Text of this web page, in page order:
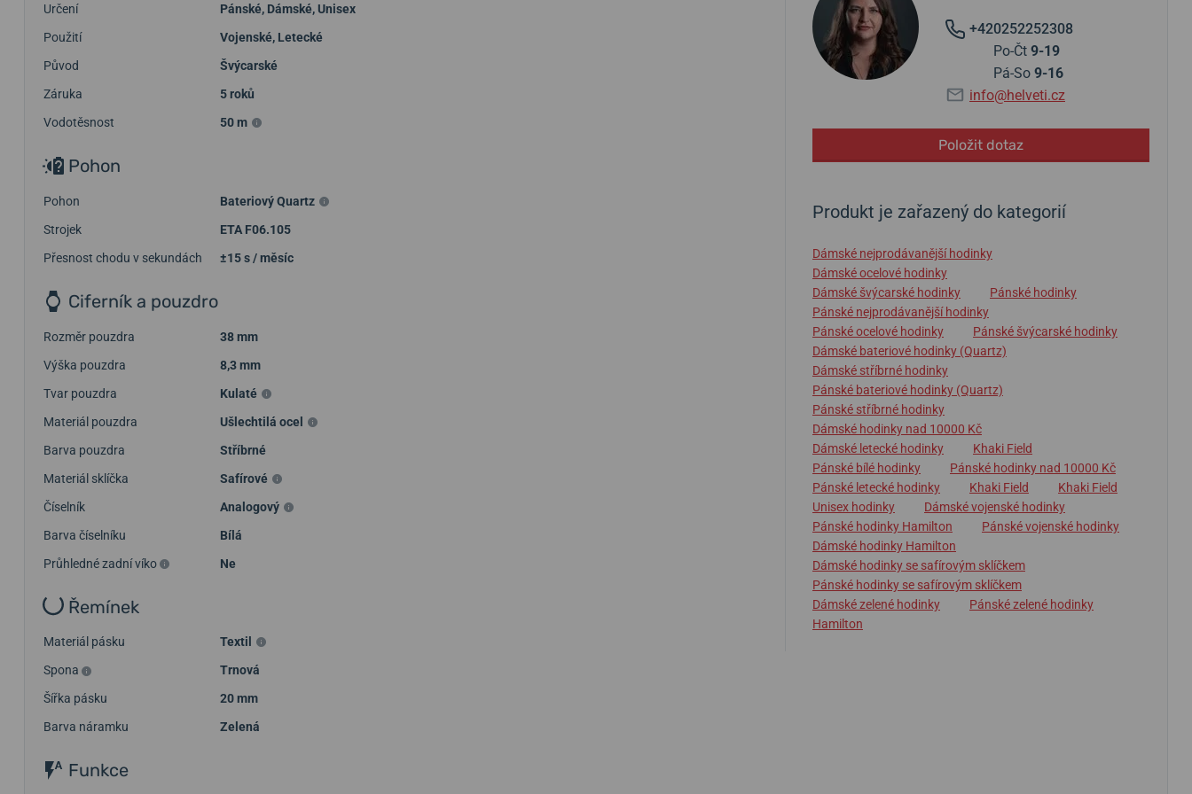
Určení
Pánské, Dámské,Unisex
Použití
Vojenské, Letecké
Původ
Švýcarské
Záruka
5 roků
Vodotěsnost
50 m
Pohon
Pohon
Bateriový Quartz
Strojek
ETA F06.105
Přesnost chodu v sekundách
±15 s / měsíc
Ciferník a pouzdro
Rozměr pouzdra
38 mm
Výška pouzdra
8,3 mm
Tvar pouzdra
Kulaté
Materiál pouzdra
Ušlechtilá ocel
Barva pouzdra
Stříbrné
Materiál sklíčka
Safírové
Číselník
Analogový
Barva číselníku
Bílá
Průhledné zadní víko
Ne
Řemínek
Materiál pásku
Textil
Spona
Trnová
Šířka pásku
20 mm
Barva náramku
Zelená
Funkce
+420252252308
Po-Čt 9-19
Pá-So 9-16
info@helveti.cz
Položit dotaz
Produkt je zařazený do kategorií
Dámské nejprodávanější hodinky
Dámské ocelové hodinky
Dámské švýcarské hodinky
Pánské hodinky
Pánské nejprodávanější hodinky
Pánské ocelové hodinky
Pánské švýcarské hodinky
Dámské bateriové hodinky (Quartz)
Dámské stříbrné hodinky
Pánské bateriové hodinky (Quartz)
Pánské stříbrné hodinky
Dámské hodinky nad 10000 Kč
Dámské letecké hodinky
Khaki Field
Pánské bílé hodinky
Pánské hodinky nad 10000 Kč
Pánské letecké hodinky
Khaki Field
Khaki Field
Unisex hodinky
Dámské vojenské hodinky
Pánské hodinky Hamilton
Pánské vojenské hodinky
Dámské hodinky Hamilton
Dámské hodinky se safírovým sklíčkem
Pánské hodinky se safírovým sklíčkem
Dámské zelené hodinky
Pánské zelené hodinky
Hamilton